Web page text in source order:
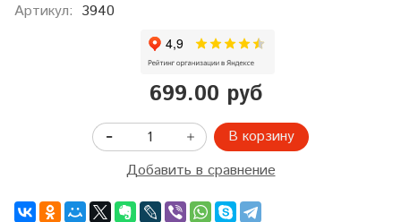
Артикул: 3940
699.00 руб
В корзину
Добавить в сравнение